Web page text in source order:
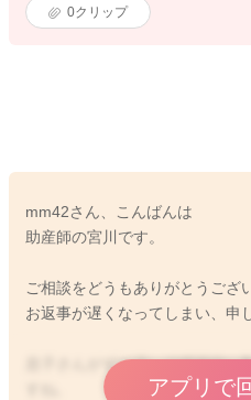
0クリップ
mm42さん、こんばんは
助産師の宮川です。
ご相談をどうもありがとうござ
お返事が遅くなってしまい、申
息子さんがずり這いで積極的に
アプリで